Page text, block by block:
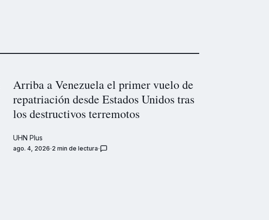
Arriba a Venezuela el primer vuelo de
repatriación desde Estados Unidos tras
los destructivos terremotos
UHN Plus
ago. 4, 2026 2 min de lectura